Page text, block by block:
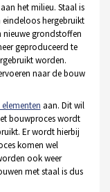
het milieu. Staal is
hergebruikt
nieuwe grondstoffen
geproduceerd te
worden.
naar de bouw
aan. Dit wil
bouwproces wordt
Er wordt hierbij
komen wel
ook weer
met staal is dus